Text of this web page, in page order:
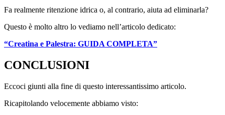
Fa realmente ritenzione idrica o, al contrario, aiuta ad eliminarla?
Questo è molto altro lo vediamo nell’articolo dedicato:
“Creatina e Palestra: GUIDA COMPLETA”
CONCLUSIONI
Eccoci giunti alla fine di questo interessantissimo articolo.
Ricapitolando velocemente abbiamo visto: